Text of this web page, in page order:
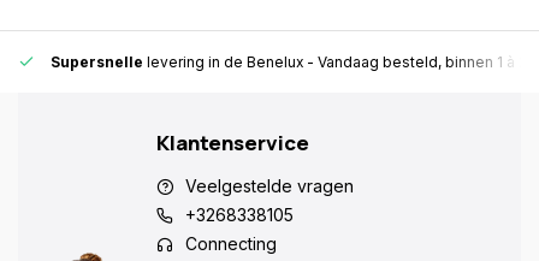
Supersnelle levering in de Benelux - Vandaag besteld, binnen 1 à 2
Klantenservice
Veelgestelde vragen
+3268338105
Connecting